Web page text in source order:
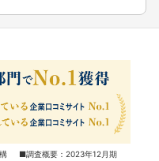
構 ■調査概要：2023年12月期